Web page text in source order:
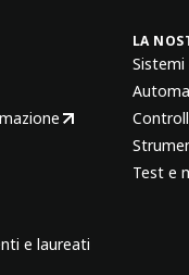
e laureati
LA
Test e